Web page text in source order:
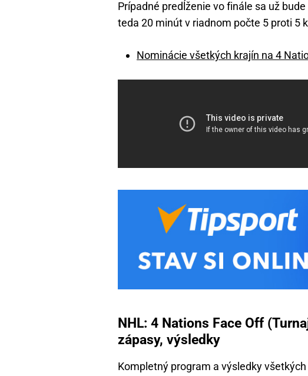
Prípadné predĺženie vo finále sa už
teda 20 minút v riadnom počte 5 proti 5
Nominácie všetkých krajín na 4
NHL: 4 Nations Face Off
zápasy, výsledky
Kompletný program a výsledky